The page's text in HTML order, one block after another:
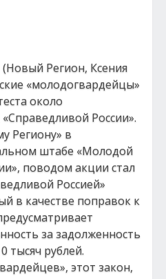
Регион, Ксения
«молодогвардейцы»
около
России».
Региону» в
штабе «Молодой
поводом акции стал
Россией»
в качестве поправок к
за задолженность
тысяч рублей.
этот закон,